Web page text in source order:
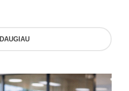
DAUGIAU